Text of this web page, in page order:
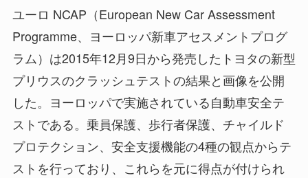
ユーロ NCAP（European New Car Assessment
Programme、ヨーロッパ新車アセスメントプログ
ラム）は2015年12月9日から発売したトヨタの新型
プリウスのクラッシュテストの結果と画像を公開
した。ヨーロッパで実施されている自動車安全テ
ストである。乗員保護、歩行者保護、チャイルド
プロテクション、安全支援機能の4種の観点からテ
ストを行っており、これらを元に得点が付けられ